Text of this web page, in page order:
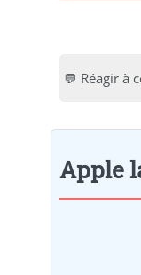
💬 Réagir à
Apple